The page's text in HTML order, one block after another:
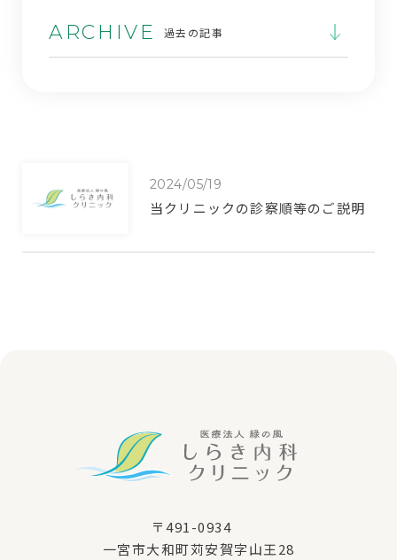
ARCHIVE 過去の記事
2024/05/19
当クリニックの診察順等のご説明
〒491-0934
一宮市大和町苅安賀字山王28